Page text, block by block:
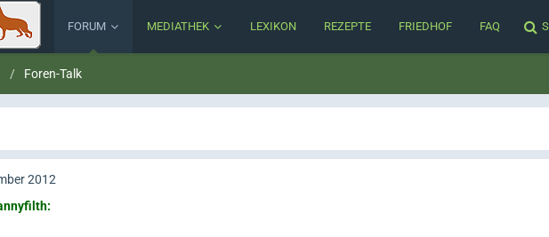
FORUM MEDIATHEK LEXIKON REZEPTE FRIEDHOF FAQ
Foren-Talk
2012